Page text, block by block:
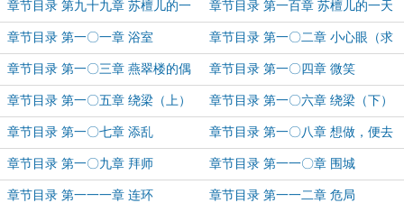
章节目录 第九十九章 苏檀儿的一
天（上）
章节目录 第一百章 苏檀儿的一天
（下）
章节目录 第一〇一章 浴室 章节目录 第一〇二章 小心眼（求
月票）
章节目录 第一〇三章 燕翠楼的偶
遇
章节目录 第一〇四章 微笑
章节目录 第一〇五章 绕梁（上） 章节目录 第一〇六章 绕梁（下）
章节目录 第一〇七章 添乱 章节目录 第一〇八章 想做，便去
做了
章节目录 第一〇九章 拜师 章节目录 第一一〇章 围城
章节目录 第一一一章 连环 章节目录 第一一二章 危局